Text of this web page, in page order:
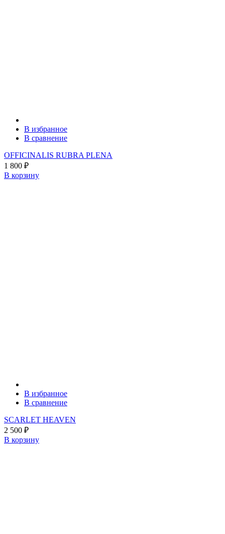
В избранное
В сравнение
OFFICINALIS RUBRA PLENA
1 800 ₽
В корзину
В избранное
В сравнение
SCARLET HEAVEN
2 500 ₽
В корзину